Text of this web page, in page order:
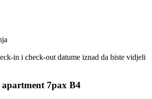
in i check-out datume iznad da biste vidjeli
7pax B4